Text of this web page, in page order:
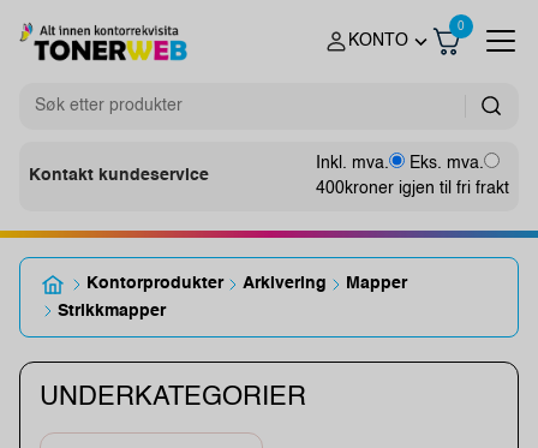
KONTO
0
Kontakt kundeservice
Inkl. mva.
Eks. mva.
400kroner igjen til fri frakt
Kontorprodukter Arkivering
Mapper
Strikkmapper
UNDERKATEGORIER